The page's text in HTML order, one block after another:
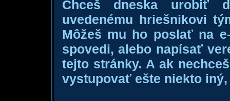
Chceš dneska urobiť
uvedenému hriešnikovi
Môžeš mu ho poslať na
spovedi, alebo napísať
tejto stránky. A ak
vystupovať ešte niekto